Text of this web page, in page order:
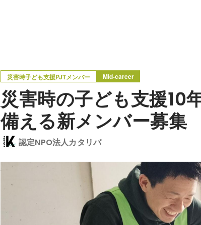
災害時子ども支援PJTメンバー Mid-career
災害時の子ども支援10
備える新メンバー募集
認定NPO法人カタリバ